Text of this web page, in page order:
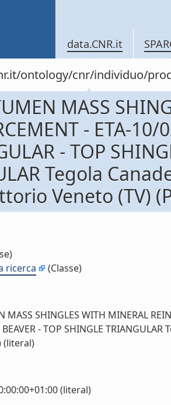
data.CNR.it
ontology/cnr/individuo/
MASS
- ETA-
- TOP
Tegola
Veneto (TV)
ricerca
(Classe)
MASS SHINGLES WITH MINERAL
BEAVER - TOP SHINGLE
(literal)
(literal)